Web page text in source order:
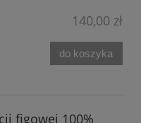
140,00 zł
do koszyka
figowej 100%